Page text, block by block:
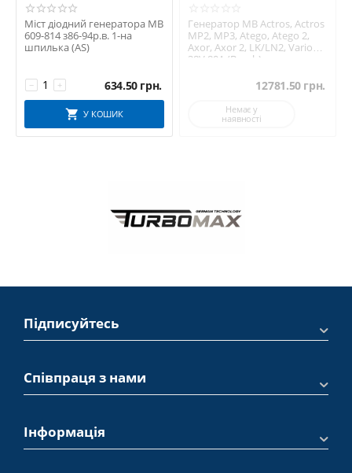
Міст діодний генератора MB
609-814 з86-94р.в. 1-на
шпилька (AS)
+
− 634.50 грн.
У КОШИК
Генератор MB Actros, Actros
MP2, MP3, Atego, Atego 2,
Axor, Axor 2, LK/LN2, Vario
28V 80A (Bosch)
12781.50 грн.
Немає у
наявності
Підписуйтесь
Співпраця з нами
Інформація